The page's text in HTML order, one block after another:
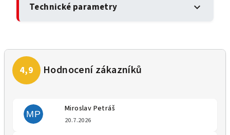
Technické parametry expand_more
MP
Miroslav Petráš
20.7.2026